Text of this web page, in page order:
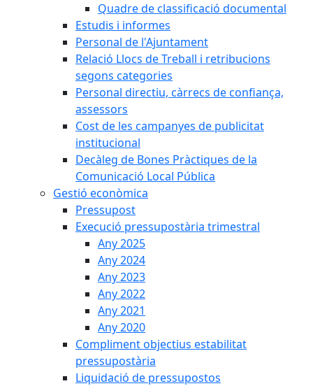
Quadre de classificació documental
Estudis i informes
Personal de l'Ajuntament
Relació Llocs de Treball i retribucions
segons categories
Personal directiu, càrrecs de confiança,
assessors
Cost de les campanyes de publicitat
institucional
Decàleg de Bones Pràctiques de la
Comunicació Local Pública
Gestió econòmica
Pressupost
Execució pressupostària trimestral
Any 2025
Any 2024
Any 2023
Any 2022
Any 2021
Any 2020
Compliment objectius estabilitat
pressupostària
Liquidació de pressupostos